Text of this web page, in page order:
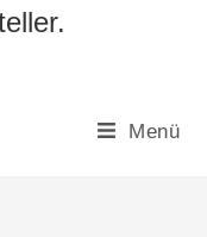
Menü